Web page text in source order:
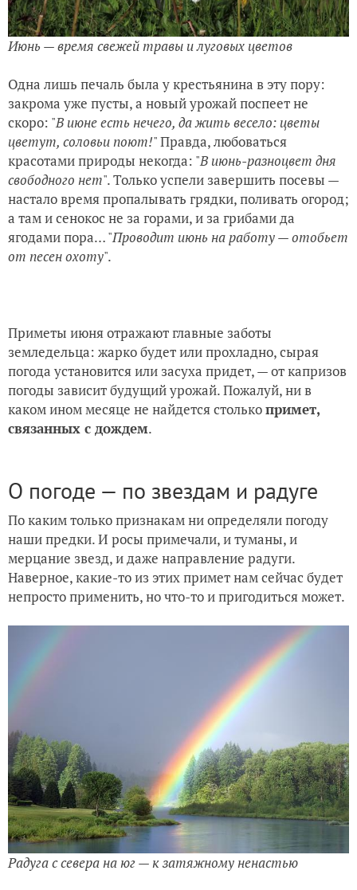
Июнь — время свежей травы и луговых цветов
Одна лишь печаль была у крестьянина в эту пору:
закрома уже пусты, а новый урожай поспеет не
скоро: "В июне есть нечего, да жить весело: цветы
цветут, соловьи поют!" Правда, любоваться
красотами природы некогда: "В июнь-разноцвет дня
свободного нет". Только успели завершить посевы —
настало время пропалывать грядки, поливать огород;
а там и сенокос не за горами, и за грибами да
ягодами пора… "Проводит июнь на работу — отобьет
от песен охоту".
Приметы июня отражают главные заботы
земледельца: жарко будет или прохладно, сырая
погода установится или засуха придет, — от капризов
погоды зависит будущий урожай. Пожалуй, ни в
каком ином месяце не найдется столькопримет,
связанных с дождем.
О погоде — по звездам и радуге
По каким только признакам ни определяли погоду
наши предки. И росы примечали, и туманы, и
мерцание звезд, и даже направление радуги.
Наверное, какие-то из этих примет нам сейчас будет
непросто применить, но что-то и пригодиться может.
Радуга с севера на юг — к затяжному ненастью